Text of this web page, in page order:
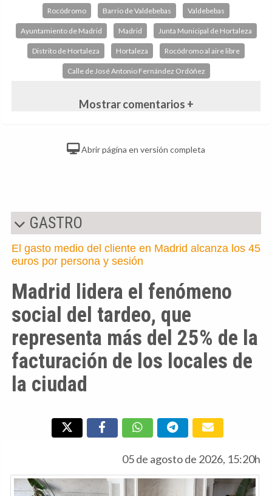
Rocódromo Barrio de Valdebebas Valdebebas
Ayuntamiento de Madrid Madrid Junta Municipal de Hortaleza
Distrito de Hortaleza Hortaleza Rocódromo al aire libre
Calle de José Antonio Fernández Ordóñez
Mostrar comentarios +
Abrir página en versión completa
GASTRO
El gasto medio del cliente en Madrid alcanza los 45
euros por persona y sesión
Madrid lidera el fenómeno
social del tardeo, que
representa más del 25% de la
facturación de los locales de
la ciudad
05 de agosto de 2026, 15:20h